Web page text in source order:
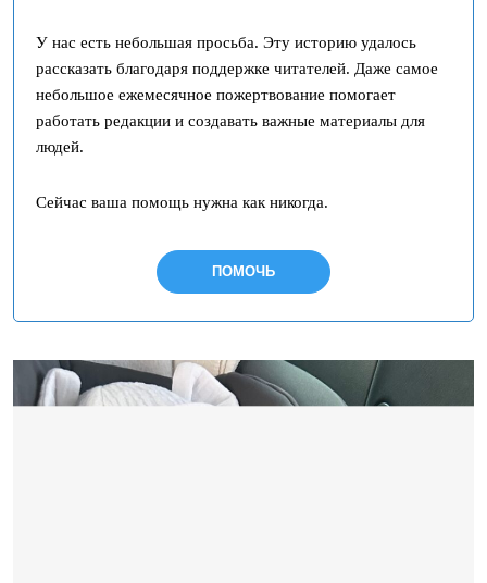
У нас есть небольшая просьба. Эту историю удалось
рассказать благодаря поддержке читателей. Даже самое
небольшое ежемесячное пожертвование помогает
работать редакции и создавать важные материалы для
людей.
Сейчас ваша помощь нужна как никогда.
ПОМОЧЬ